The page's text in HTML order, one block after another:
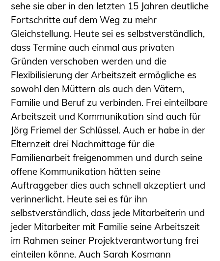
sehe sie aber in den letzten 15 Jahren deutliche
Fortschritte auf dem Weg zu mehr
Gleichstellung. Heute sei es selbstverständlich,
dass Termine auch einmal aus privaten
Gründen verschoben werden und die
Flexibilisierung der Arbeitszeit ermögliche es
sowohl den Müttern als auch den Vätern,
Familie und Beruf zu verbinden. Frei einteilbare
Arbeitszeit und Kommunikation sind auch für
Jörg Friemel der Schlüssel. Auch er habe in der
Elternzeit drei Nachmittage für die
Familienarbeit freigenommen und durch seine
offene Kommunikation hätten seine
Auftraggeber dies auch schnell akzeptiert und
verinnerlicht. Heute sei es für ihn
selbstverständlich, dass jede Mitarbeiterin und
jeder Mitarbeiter mit Familie seine Arbeitszeit
im Rahmen seiner Projektverantwortung frei
einteilen könne. Auch Sarah Kosmann